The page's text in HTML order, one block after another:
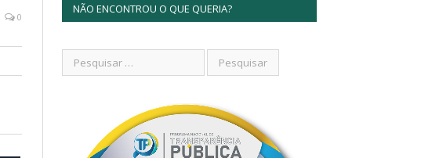
0
NÃO ENCONTROU O QUE QUERIA?